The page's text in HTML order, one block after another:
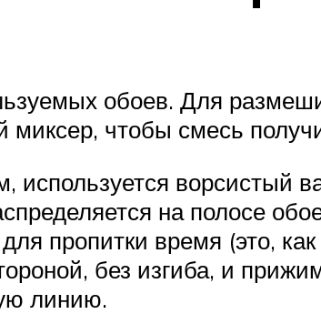
обоев. Для
чтобы смесь
используется
на полосе
пропитки время (это,
без изгиба, и
линию.